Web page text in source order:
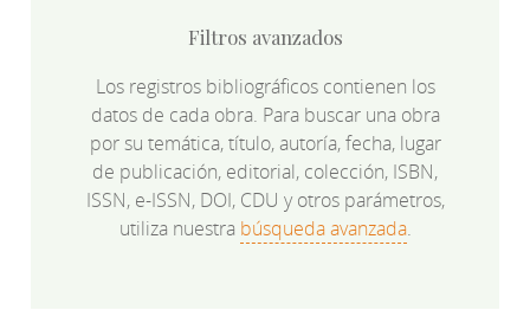
Filtros avanzados
Los registros bibliográficos contienen los
datos de cada obra. Para buscar una obra
por su temática, título, autoría, fecha, lugar
de publicación, editorial, colección, ISBN,
ISSN, e-ISSN, DOI, CDU y otros parámetros,
utiliza nuestra búsqueda avanzada.